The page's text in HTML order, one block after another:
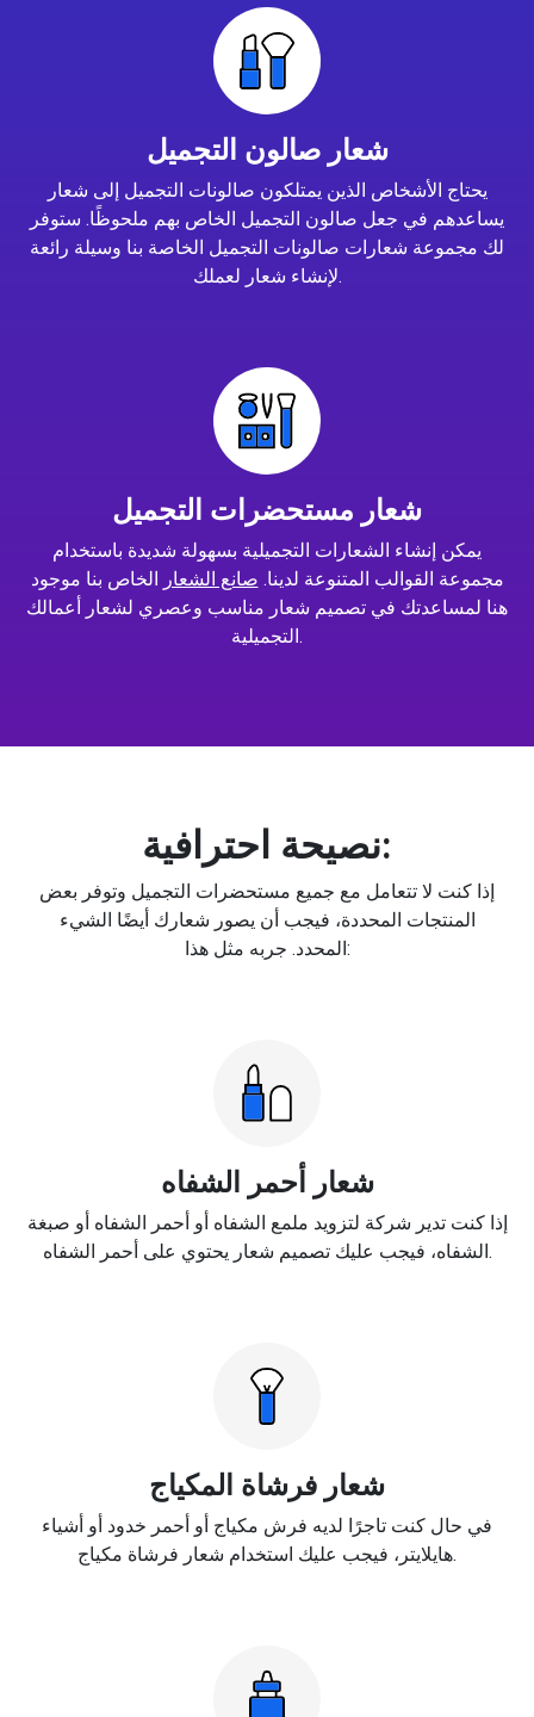
شعار صالون التجميل
يحتاج الأشخاص الذين يمتلكون صالونات التجميل إلى شعار
يساعدهم في جعل صالون التجميل الخاص بهم ملحوظًا. ستوفر
لك مجموعة شعارات صالونات التجميل الخاصة بنا وسيلة رائعة
لإنشاء شعار لعملك.
شعار مستحضرات التجميل
يمكن إنشاء الشعارات التجميلية بسهولة شديدة باستخدام
مجموعة القوالب المتنوعة لدينا. صانع الشعار الخاص بنا موجود
هنا لمساعدتك في تصميم شعار مناسب وعصري لشعار أعمالك
التجميلية.
نصيحة احترافية:
إذا كنت لا تتعامل مع جميع مستحضرات التجميل وتوفر بعض
المنتجات المحددة، فيجب أن يصور شعارك أيضًا الشيء
المحدد. جربه مثل هذا:
شعار أحمر الشفاه
إذا كنت تدير شركة لتزويد ملمع الشفاه أو أحمر الشفاه أو صبغة
الشفاه، فيجب عليك تصميم شعار يحتوي على أحمر الشفاه.
شعار فرشاة المكياج
في حال كنت تاجرًا لديه فرش مكياج أو أحمر خدود أو أشياء
هايلايتر، فيجب عليك استخدام شعار فرشاة مكياج.